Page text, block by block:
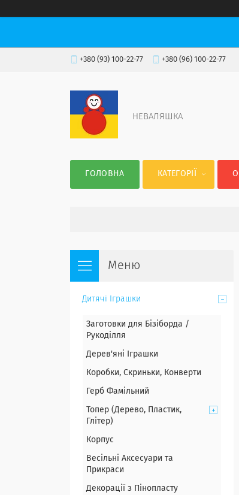
+380 (93) 100-22-77 +380 (96) 100-22-77
НЕВАЛЯШКА
ГОЛОВНА КАТЕГОРІЇ
Дитячі Іграшки
Заготовки для Бізіборда /
Рукоділля
Дерев'яні Іграшки
Коробки, Скриньки, Конверти
Герб Фамільний
Топер (Дерево, Пластик,
Глітер)
Корпус
Весільні Аксесуари та
Прикраси
Декорації з Пінопласту